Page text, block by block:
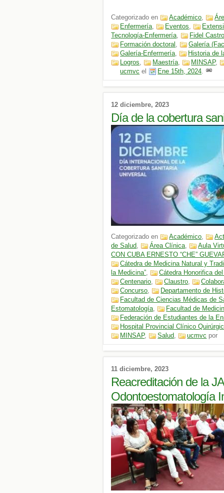
Categorizado en Académico,
Enfermería, Eventos,
Tecnología-Enfermería,
Fidel
Formación doctoral ,
Galería
Galería-Enfermería,
Historia de
Logros, Maestría, MINSAP,
ucmvc el Ene 15th, 2024.
12 diciembre, 2023
Día de la cobertura
Categorizado en Académico,
de Salud, Área Clínica,
Aula
CON CUBA ERNESTO “CHE”
Cátedra de Medicina Natural y
la Medicina”,
Cátedra Honorifica
Centenario, Claustro,
Concurso,
Departamento de
Facultad de Ciencias Médicas de
Estomatología,
Facultad de
Federación de Estudiantes de la
Hospital Provincial Clínico
MINSAP, Salud, ucmvc por
11 diciembre, 2023
Reacreditación de la
Odontoestomatología